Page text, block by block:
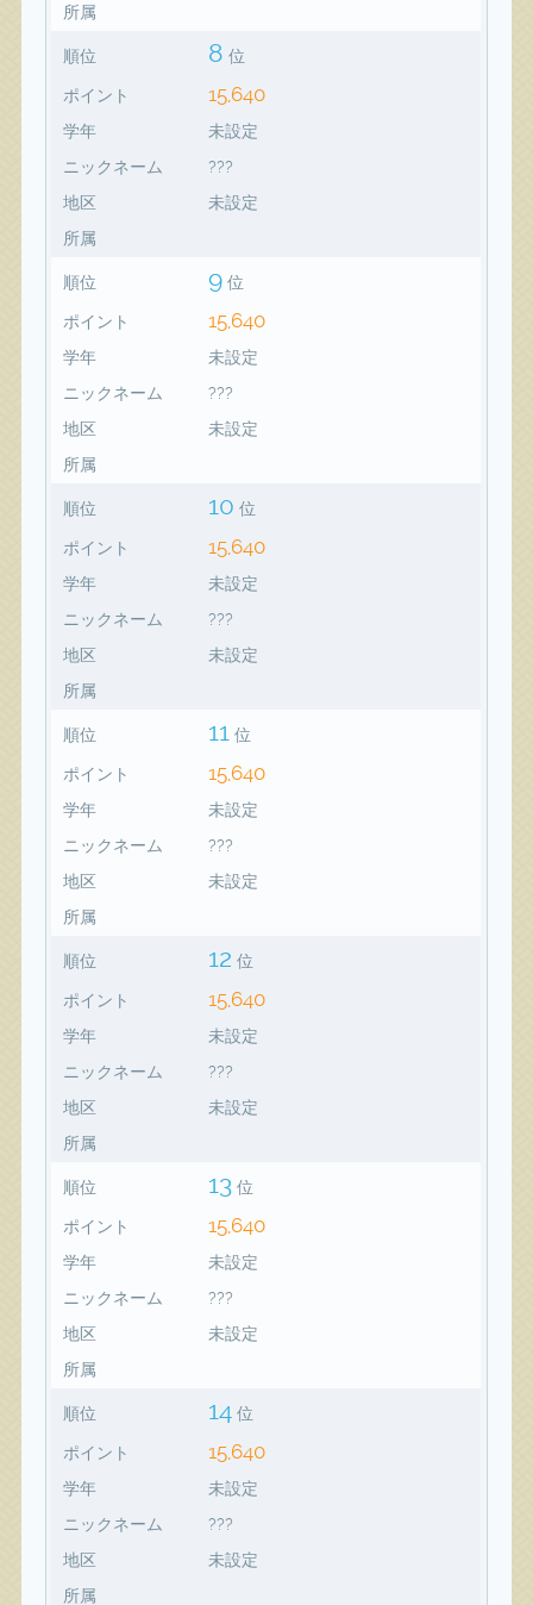
所属
順位 8 位
ポイント 15,640
学年
未設定
ニックネーム
???
地区
未設定
所属
順位 9 位
ポイント 15,640
学年
未設定
ニックネーム
???
地区
未設定
所属
順位 10 位
ポイント 15,640
学年
未設定
ニックネーム
???
地区
未設定
所属
順位 11 位
ポイント 15,640
学年
未設定
ニックネーム
???
地区
未設定
所属
順位 12 位
ポイント 15,640
学年
未設定
ニックネーム
???
地区
未設定
所属
順位 13 位
ポイント 15,640
学年
未設定
ニックネーム
???
地区
未設定
所属
順位 14 位
ポイント 15,640
学年
未設定
ニックネーム
???
地区
未設定
所属